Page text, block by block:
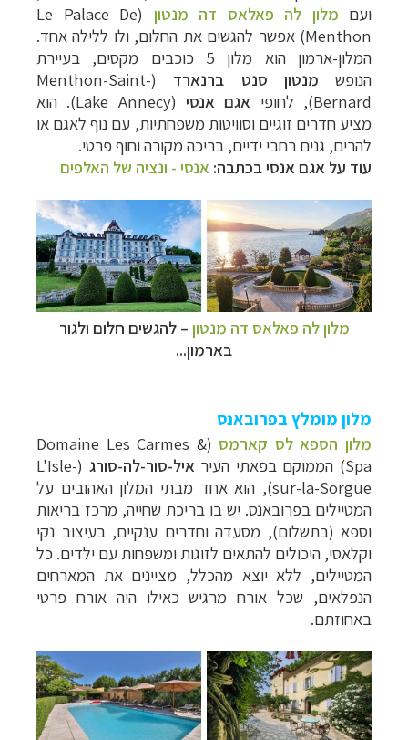
ועם מלון לה פאלאס דה מנטון (
Le Palace De
Menthon) אפשר להגשים את החלום, ולו ללילה אחד.
המלון-ארמון הוא מלון 5 כוכבים מקסים, בעיירת
הנופש מנטון סנט ברנארד (
Menthon-Saint-
Bernard), לחופי אגם אנסי (Lake Annecy). ה
וא
מציע חדרים זוגיים וסוויטות משפחתיות, עם נוף לאגם או
להרים, גנים רחבי ידיים, בריכה מקורה וחוף פרטי.
עוד על אגם אנסי בכתבה: אנסי - ונציה של האלפים
מלון לה פאלאס דה מנטון – להגשים חלום ולגור
בארמון...
מלון מומלץ בפרובאנס
מלון הספא לס קארמס (Domaine Les Carmes &
Spa) הממוקם בפאתי העיר
איל-סור-לה-סורג (L'Isle-
sur-la-Sorgue), הוא אחד מבתי המלון האהובים על
המטיילים בפרובאנס. יש בו בריכת שחייה, מרכז בריאות
וספא (בתשלום), מסעדה וחדרים ענקיים, בעיצוב נקי
וקלאסי, היכולים להתאים לזוגות ומשפחות עם ילדים. כל
המטיילים, ללא יוצא מהכלל, מציינים את המארחים
הנפלאים, שכל אורח מרגיש כאילו היה אורח פרטי
באחוזתם.